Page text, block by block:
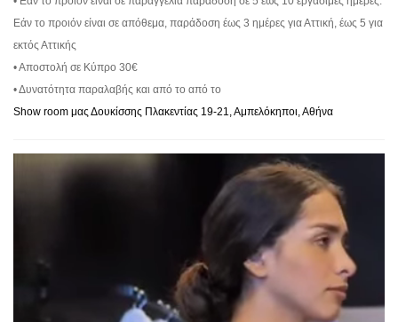
Εάν το προιόν είναι σε απόθεμα, παράδοση έως 3 ημέρες για Αττική, έως 5 για
εκτός Αττικής
• Αποστολή σε Κύπρο 30€
• Δυνατότητα παραλαβής και από το από το
Show room μας Δουκίσσης Πλακεντίας 19-21, Αμπελόκηποι, Αθήνα